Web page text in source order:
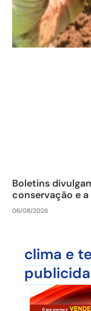
Boletins
conservação e
06/08/2026
clima e